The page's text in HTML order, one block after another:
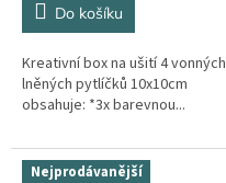
Do košíku
Kreativní box na ušití 4 vonných
lněných pytlíčků 10x10cm
obsahuje: *3x barevnou...
Nejprodávanější